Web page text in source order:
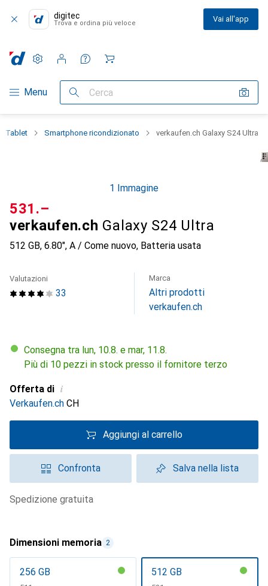
digitec
Trova e ordina più veloce Vai all'app
Categoria Navigazione
Menu Cerca
Impostazioni
Conto cliente
Liste di confronto
Liste dei desideri
Carrello
Tablet Smartphone ricondizionato verkaufen.ch Galaxy S24 Ultra
1 Immagine
verkaufen.ch Galaxy S24 Ultra
512 GB, 6.80", A / Come nuovo, Batteria usata
CHF
531.–
33
Valutazioni Marca
Altri prodotti
verkaufen.ch
Consegna tra lun, 10.8. e mar, 11.8.
Più di 10 pezzi in stock presso il fornitore terzo
Offerta di i
Verkaufen.ch CH
Aggiungi al carrello
Confronta Salva nella lista
spedizione gratuita
Dimensioni memoria 2
256 GB 512 GB